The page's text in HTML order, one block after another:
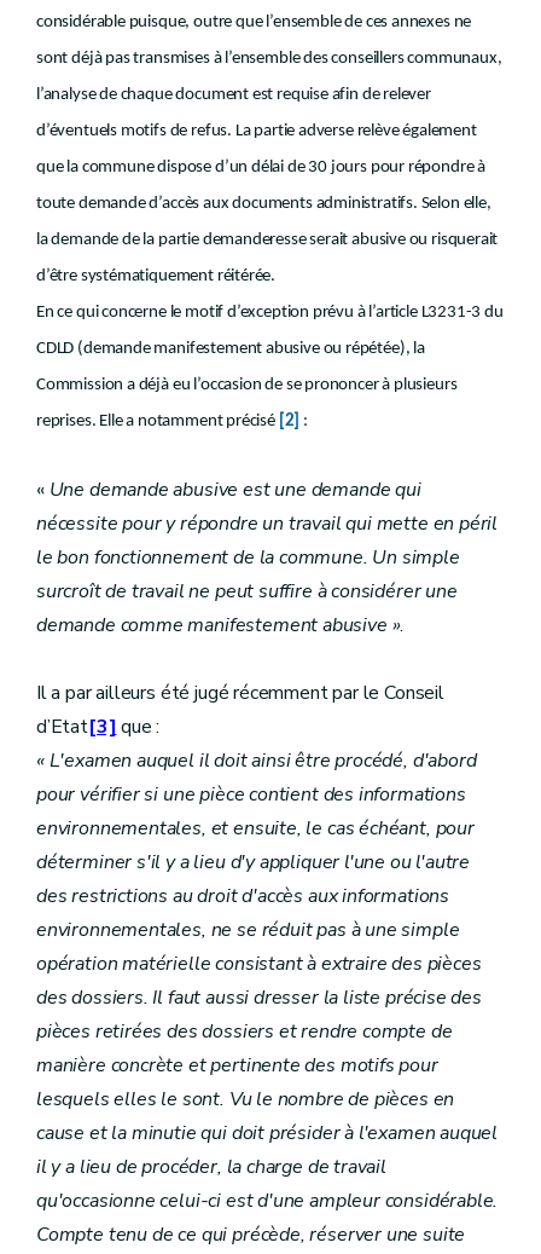
considérable puisque, outre que l’ensemble de ces annexes ne
sont déjà pas transmises à l’ensemble des conseillers communaux,
l’analyse de chaque document est requise afin de relever
d’éventuels motifs de refus. La partie adverse relève également
que la commune dispose d’un délai de 30 jours pour répondre à
toute demande d’accès aux documents administratifs. Selon elle,
la demande de la partie demanderesse serait abusive ou risquerait
d’être systématiquement réitérée.
En ce qui concerne le motif d’exception prévu à l’article L3231-3 du
CDLD (demande manifestement abusive ou répétée), la
Commission a déjà eu l’occasion de se prononcer à plusieurs
reprises. Elle a notamment précisé [2] :
« Une demande abusive est une demande qui
nécessite pour y répondre un travail qui mette en péril
le bon fonctionnement de la commune. Un simple
surcroît de travail ne peut suffire à considérer une
demande comme manifestement abusive ».
Il a par ailleurs été jugé récemment par le Conseil
d’Etat[3] que :
« L'examen auquel il doit ainsi être procédé, d'abord
pour vérifier si une pièce contient des informations
environnementales, et ensuite, le cas échéant, pour
déterminer s'il y a lieu d'y appliquer l'une ou l'autre
des restrictions au droit d'accès aux informations
environnementales, ne se réduit pas à une simple
opération matérielle consistant à extraire des pièces
des dossiers. Il faut aussi dresser la liste précise des
pièces retirées des dossiers et rendre compte de
manière concrète et pertinente des motifs pour
lesquels elles le sont. Vu le nombre de pièces en
cause et la minutie qui doit présider à l'examen auquel
il y a lieu de procéder, la charge de travail
qu'occasionne celui-ci est d'une ampleur considérable.
Compte tenu de ce qui précède, réserver une suite